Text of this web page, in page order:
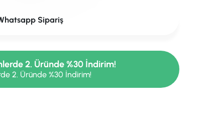
Sipariş
2. Üründe %30 İndirim!
2. Üründe %30 İndirim!